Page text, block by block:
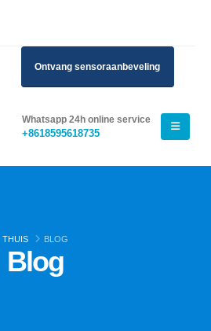
Ontvang sensoraanbeveling
Whatsapp 24h online service
+8618595618735
THUIS BLOG
Blog